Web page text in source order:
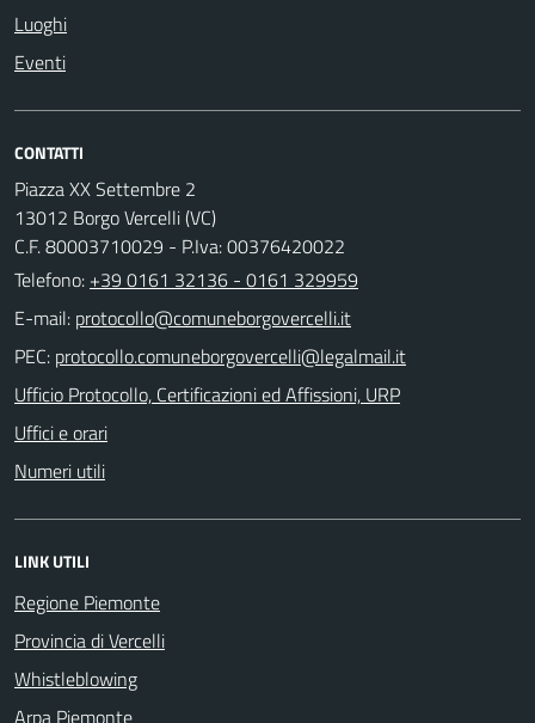
Luoghi
Eventi
CONTATTI
Piazza XX Settembre 2
13012 Borgo Vercelli (VC)
C.F. 80003710029 - P.Iva: 00376420022
Telefono: +39 0161 32136 - 0161 329959
E-mail:
PEC:
Ufficio Protocollo, Certificazioni ed Affissioni, URP
Uffici e orari
Numeri utili
LINK UTILI
Regione Piemonte
Provincia di Vercelli
Whistleblowing
Arpa Piemonte